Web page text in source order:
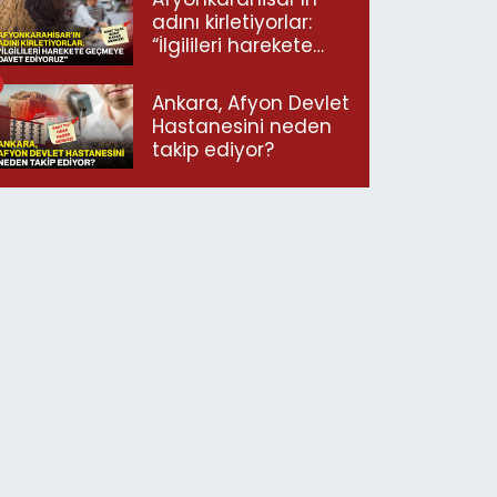
adını kirletiyorlar:
“İlgilileri harekete
ediyoruz”
Ankara, Afyon Devlet
Hastanesini neden
takip ediyor?